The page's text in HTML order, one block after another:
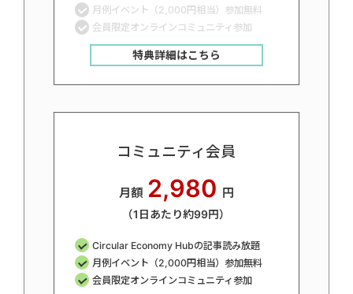
月例イベント（2,000円相当）参加無料
会員限定オンラインコミュニティ参加
特典詳細はこちら
コミュニティ会員
月額 2,980 円
（1日あたり約99円）
Circular Economy Hubの記事読み放題
月例イベント（2,000円相当）参加無料
会員限定オンラインコミュニティ参加